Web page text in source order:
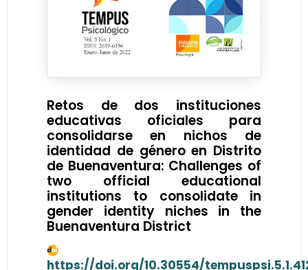
Retos de dos instituciones
educativas oficiales para
consolidarse en nichos de
identidad de género en Distrito
de Buenaventura: Challenges of
two official educational
institutions to consolidate in
gender identity niches in the
Buenaventura District
https://doi.org/10.30554/